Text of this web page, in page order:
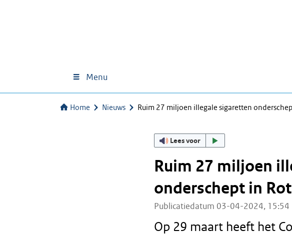
Menu
Home Nieuws Ruim 27 miljoen illegale sigaretten
Lees voor
Ruim 27 miljoen
onderschept in
Publicatiedatum 03-04-2024, 15:54
Op 29 maart heeft het